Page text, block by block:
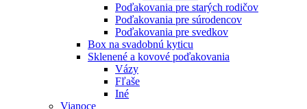
Poďakovania pre starých rodičov
Poďakovania pre súrodencov
Poďakovania pre svedkov
Box na svadobnú kyticu
Sklenené a kovové poďakovania
Vázy
Fľaše
Iné
Vianoce